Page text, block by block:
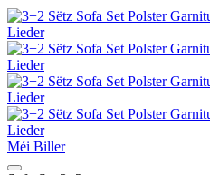
Méi Biller